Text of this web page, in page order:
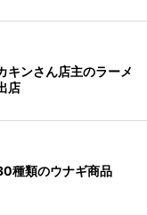
キンさん店主のラーメ
店
種類のウナギ商品